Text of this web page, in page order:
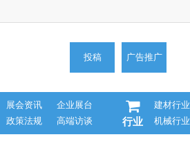
投稿 广告推广
展会资讯
企业展台
政策法规
高端访谈 行业
建材行业
机械行业